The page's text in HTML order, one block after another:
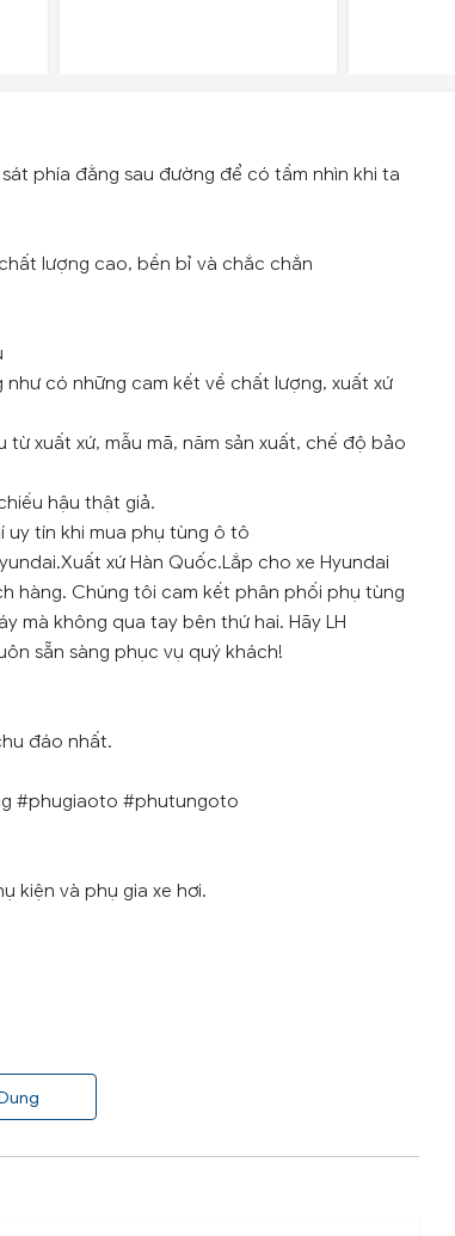
phía đằng sau đường để có tầm nhìn khi ta
lượng cao, bền bỉ và chắc chắn
có những cam kết về chất lượng, xuất xứ
xuất xứ, mẫu mã, năm sản xuất, chế độ bảo
hậu thật giả.
uy tín khi mua phụ tùng ô tô
xứ Hàn Quốc.Lắp cho xe Hyundai
hàng. Chúng tôi cam kết phân phối phụ tùng
mà không qua tay bên thứ hai. Hãy LH
sẵn sàng phục vụ quý khách!
đáo nhất.
#phugiaoto #phutungoto
kiện và phụ gia xe hơi.